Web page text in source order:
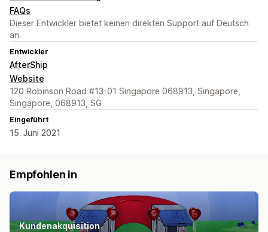
FAQs
Dieser Entwickler bietet keinen direkten Support auf Deutsch
an.
Entwickler
AfterShip
Website
120 Robinson Road #13-01 Singapore 068913, Singapore,
Singapore, 068913, SG
Eingeführt
15. Juni 2021
Empfohlen in
Kundenakquisition